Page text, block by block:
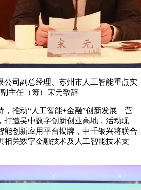
公司副总经理、苏州市人工智能重点实
主任（筹）宋元致辞
，推动“人工智能+金融”创新发展，营
打造吴中数字创新创业高地，活动现
能创新应用平台揭牌，中壬银兴将联合
相关数字金融技术及人工智能技术支